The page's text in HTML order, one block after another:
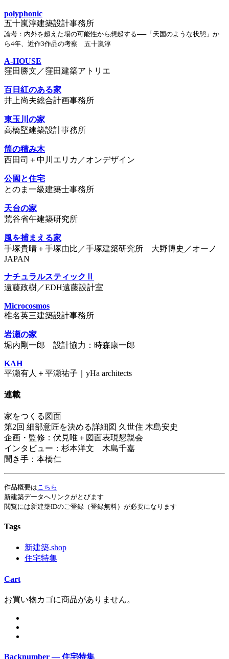
polyphonic
五十嵐淳建築設計事務所
論考：内外を超えた場の可能性から想起する──「天国のような状態」か
ら4年、近作3作品の考察 五十嵐淳
A-HOUSE
窪田勝文／窪田建築アトリエ
百日紅のある家
井上尚夫総合計画事務所
東玉川の家
高橋堅建築設計事務所
筒の積み木
西田司＋中川エリカ／オンデザイン
公園と住宅
とのま一級建築士事務所
天台の家
荒谷省午建築研究所
風を捕まえる家
手塚貴晴＋手塚由比／手塚建築研究所 大野博史／オーノ
JAPAN
ナチュラルスティックⅡ
遠藤政樹／EDH遠藤設計室
Microcosmos
椎名英三建築設計事務所
岩瀬の家
堀内剛一郎 設計協力：時森康一郎
KAH
平瀬有人＋平瀬祐子｜yHa architects
連載
家をつくる図面
第2回 細部意匠を決める詳細図 久世住 木島安史
企画・監修：伏見唯＋図面表現懇親会
インタビュー：杉本洋文 木島千嘉
聞き手：本橋仁
作品概要はこちら
新建築データへリンクがとびます
閲覧には新建築IDのご登録（登録無料）が必要になります
Tags
新建築.shop
住宅特集
Cart
お買い物カゴに商品がありません。
Backnumber — 住宅特集